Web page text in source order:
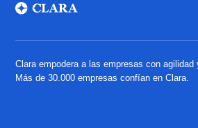
Clara empodera a las empresas con agilidad
Más de 30.000 empresas confían en Clara.